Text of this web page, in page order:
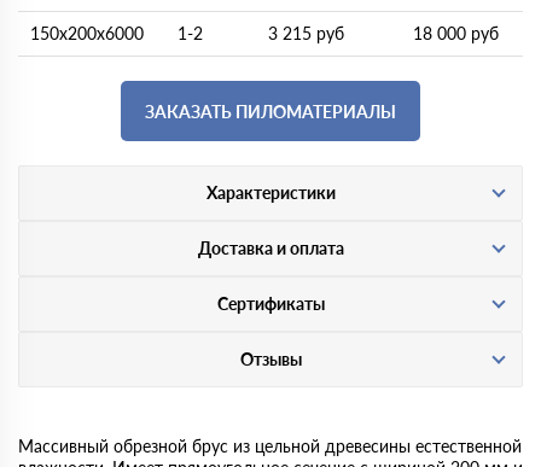
150х200х6000 1-2 3 215 руб 18 000 руб
ЗАКАЗАТЬ ПИЛОМАТЕРИАЛЫ
Характеристики
Доставка и оплата
Сертификаты
Отзывы
Массивный обрезной брус из цельной древесины естественной